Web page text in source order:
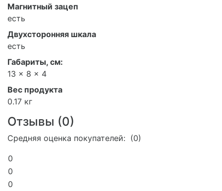
Магнитный зацеп
есть
Двухсторонняя шкала
есть
Габариты, см:
13 x 8 x 4
Вес продукта
0.17 кг
Отзывы (0)
Средняя оценка покупателей: (0)
0
0
0